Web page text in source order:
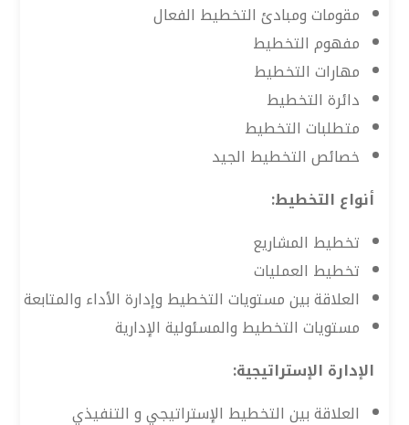
مقومات ومبادئ التخطيط الفعال
مفهوم التخطيط
مهارات التخطيط
دائرة التخطيط
متطلبات التخطيط
خصائص التخطيط الجيد
أنواع التخطيط:
تخطيط المشاريع
تخطيط العمليات
العلاقة بين مستويات التخطيط وإدارة الأداء والمتابعة
مستويات التخطيط والمسئولية الإدارية
الإدارة الإستراتيجية:
العلاقة بين التخطيط الإستراتيجي و التنفيذي